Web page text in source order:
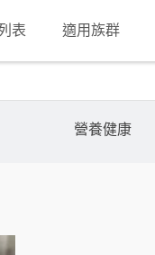
表 適用族群
營養健康